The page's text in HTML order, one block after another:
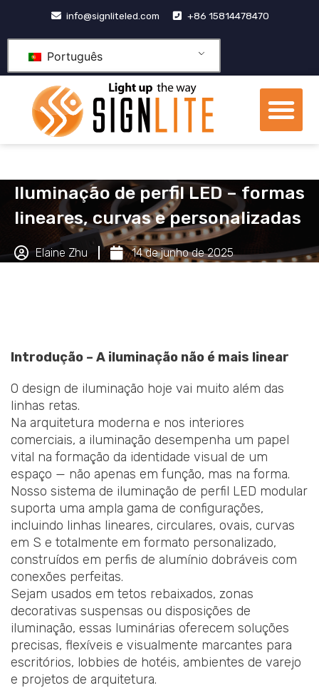
conteúdo
info@signliteled.com +86 15814478470
Português
Iluminação de perfil LED – formas
lineares, curvas e personalizadas
Elaine Zhu 14 de junho de 2025
Introdução – A iluminação não é mais linear
O design de iluminação hoje vai muito além das
linhas retas.
Na arquitetura moderna e nos interiores
comerciais, a iluminação desempenha um papel
vital na formação da identidade visual de um
espaço — não apenas em função, mas na forma.
Nosso sistema de iluminação de perfil LED modular
suporta uma ampla gama de configurações,
incluindo linhas lineares, circulares, ovais, curvas
em S e totalmente em formato personalizado,
construídos em perfis de alumínio dobráveis com
conexões perfeitas.
Sejam usados em tetos rebaixados, zonas
decorativas suspensas ou disposições de
iluminação, essas luminárias oferecem soluções
precisas, flexíveis e visualmente marcantes para
escritórios, lobbies de hotéis, ambientes de varejo
e projetos de arquitetura.